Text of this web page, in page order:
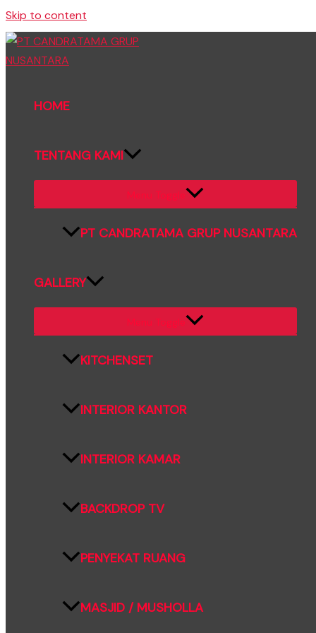
Skip to content
HOME
TENTANG KAMI
Menu Toggle
PT CANDRATAMA GRUP NUSANTARA
GALLERY
Menu Toggle
KITCHENSET
INTERIOR KANTOR
INTERIOR KAMAR
BACKDROP TV
PENYEKAT RUANG
MASJID / MUSHOLLA